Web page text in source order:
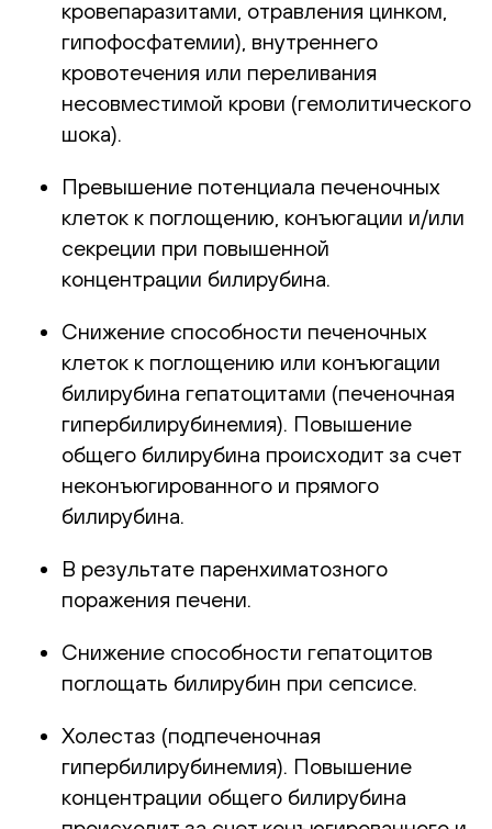
кровепаразитами, отравления цинком,
гипофосфатемии), внутреннего
кровотечения или переливания
несовместимой крови (гемолитического
шока).
Превышение потенциала печеночных
клеток к поглощению, конъюгации и/или
секреции при повышенной
концентрации билирубина.
Снижение способности печеночных
клеток к поглощению или конъюгации
билирубина гепатоцитами (печеночная
гипербилирубинемия). Повышение
общего билирубина происходит за счет
неконъюгированного и прямого
билирубина.
В результате паренхиматозного
поражения печени.
Снижение способности гепатоцитов
поглощать билирубин при сепсисе.
Холестаз (подпеченочная
гипербилирубинемия). Повышение
концентрации общего билирубина